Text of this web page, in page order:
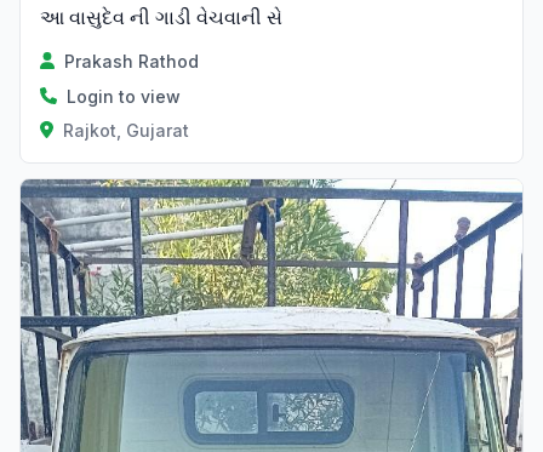
આ વાસુદેવ ની ગાડી વેચવાની સે
Prakash Rathod
Login to view
Rajkot, Gujarat